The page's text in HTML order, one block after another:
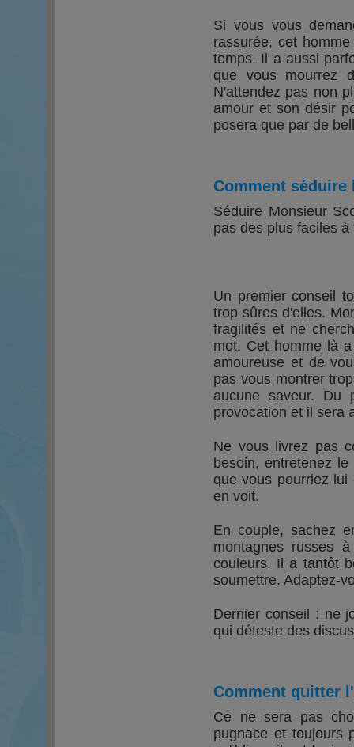
Si vous vous
rassurée, cet
temps. Il a aussi
que vous mourrez
N'attendez pas non
amour et son désir
posera que par de
Comment
Séduire Monsieur
pas des plus faciles
Un premier conseil
trop sûres d'elles.
fragilités et ne
mot. Cet homme là
amoureuse et de
pas vous montrer
aucune saveur. Du
provocation et il sera
Ne vous livrez pas
besoin, entretenez
que vous pourriez
en voit.
En couple, sachez
montagnes russes
couleurs. Il a tantôt
soumettre. Adaptez-
Dernier conseil : ne
qui déteste des
Comment quitter
Ce ne sera pas
pugnace et toujours